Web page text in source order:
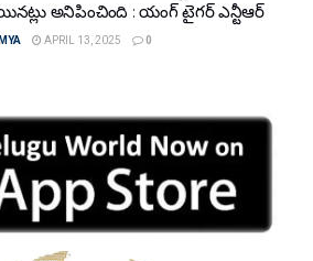
అనిపించింది : యంగ్ టైగర్ ఎన్టీఆర్
APRIL 13, 2025 0